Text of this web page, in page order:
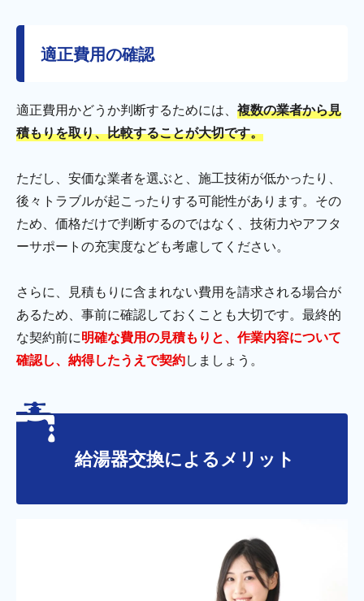
適正費用の確認
適正費用かどうか判断するためには、 複数の業者から見
積もりを取り、比較することが大切です。
ただし、安価な業者を選ぶと、施工技術が低かったり、
後々トラブルが起こったりする可能性があります。その
ため、価格だけで判断するのではなく、技術力やアフタ
ーサポートの充実度なども考慮してください。
さらに、見積もりに含まれない費用を請求される場合が
あるため、事前に確認しておくことも大切です。最終的
な契約前に明確な費用の見積もりと、作業内容について
確認し、納得したうえで契約しましょう。
給湯器交換によるメリット